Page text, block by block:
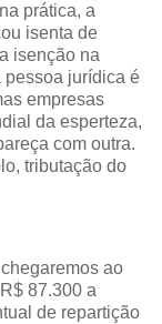
prática, a
isenta de
isenção na
pessoa jurídica é
empresas
da esperteza,
com outra.
tributação do
ao
87.300 a
de repartição